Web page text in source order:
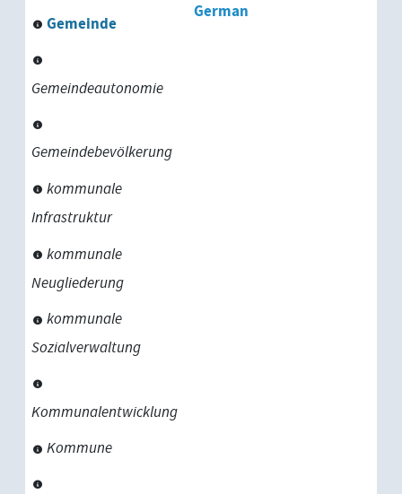
German
Gemeinde
Gemeindeautonomie
Gemeindebevölkerung
kommunale
Infrastruktur
kommunale
Neugliederung
kommunale
Sozialverwaltung
Kommunalentwicklung
Kommune